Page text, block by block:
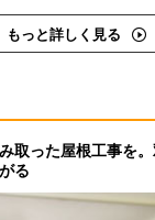
もっと詳しく見る
取った屋根工事を
る